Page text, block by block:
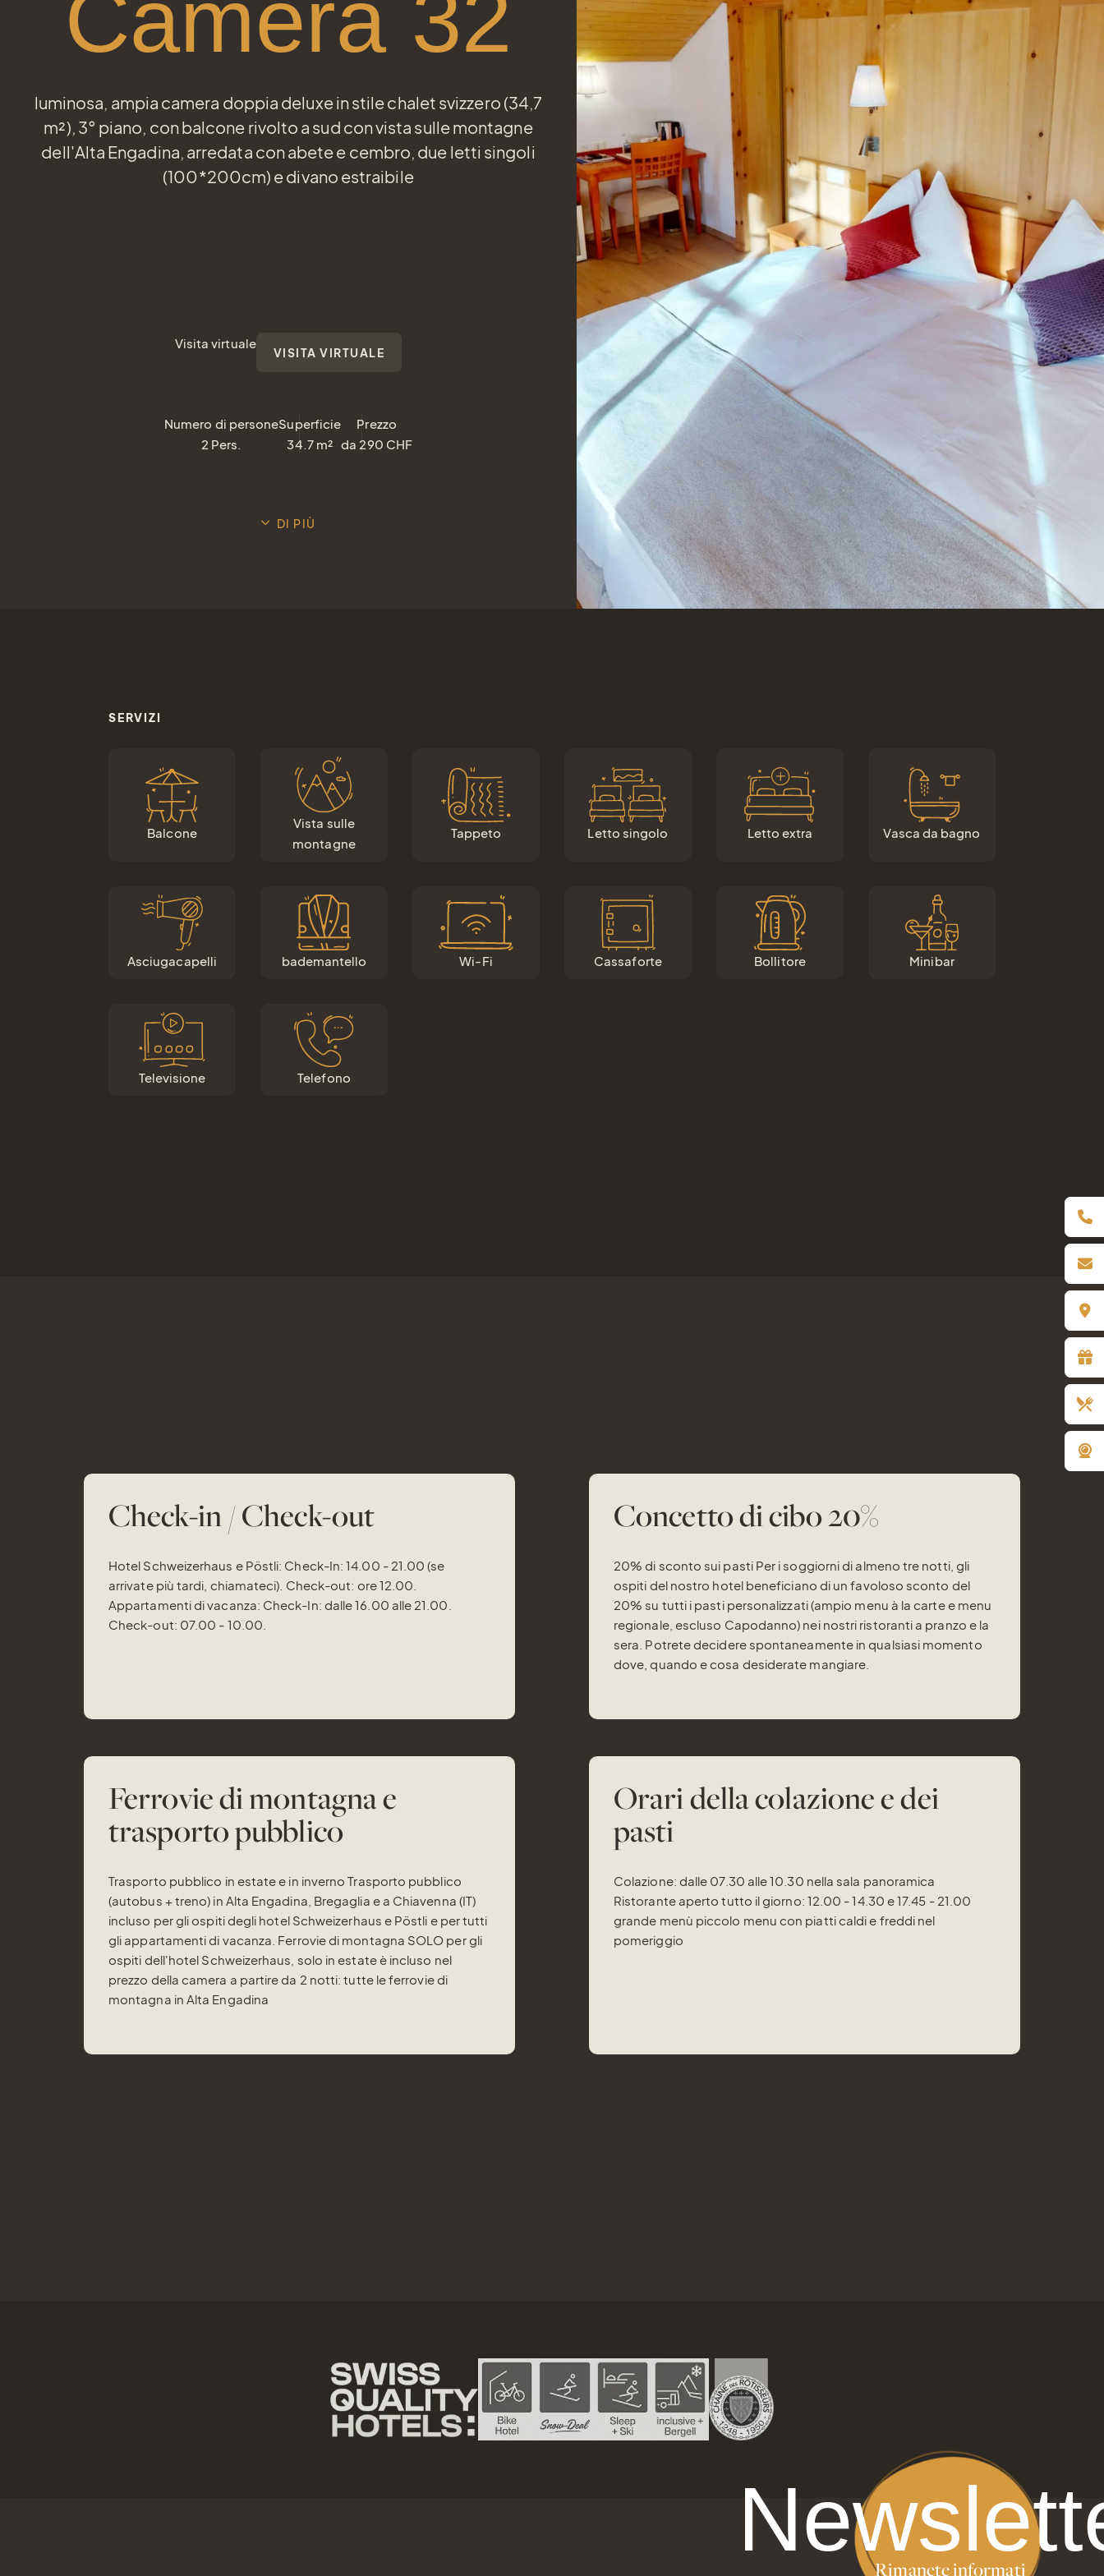
Prenotare online
Richiesta / Offerta
Newsletter
Prenota un tavolo
WebcamBuoni
regalo
Regalare semplicemente la
luminosa, ampia camera doppia deluxe in stile chalet svizzero (34,7
m²), 3° piano, con balcone rivolto a sud con vista sulle montagne
dell'Alta Engadina, arredata con abete e cembro, due letti singoli
(100*200cm) e divano estraibile
Visita virtuale
VISITA VIRTUALE
Numero di persone
2 Pers.
Superficie
34.7m²
Prezzo
da 290 CHF
DI PIÙ
SERVIZI
Balcone
Vista sulle
montagne
Tappeto Letto singolo Letto extra Vasca da bagno
Asciugacapelli bademantello Wi-Fi Cassaforte Bollitore Minibar
Televisione Telefono
Check-in / Check-out
Hotel Schweizerhaus e Pöstli: Check-In: 14.00 - 21.00 (se
arrivate più tardi, chiamateci). Check-out: ore 12.00.
Appartamenti di vacanza: Check-In: dalle 16.00 alle 21.00.
Check-out: 07.00 - 10.00.
Concetto di cibo 20%
20% di sconto sui pasti Per i soggiorni di almeno tre notti, gli
ospiti del nostro hotel beneficiano di un favoloso sconto del
20% su tutti i pasti personalizzati (ampio menu à la carte e menu
regionale, escluso Capodanno) nei nostri ristoranti a pranzo e la
sera. Potrete decidere spontaneamente in qualsiasi momento
dove, quando e cosa desiderate mangiare.
Ferrovie di montagna e
trasporto pubblico
Trasporto pubblico in estate e in inverno Trasporto pubblico
(autobus + treno) in Alta Engadina, Bregaglia e a Chiavenna (IT)
incluso per gli ospiti degli hotel Schweizerhaus e Pöstli e per tutti
gli appartamenti di vacanza. Ferrovie di montagna SOLO per gli
ospiti dell'hotel Schweizerhaus, solo in estate è incluso nel
prezzo della camera a partire da 2 notti: tutte le ferrovie di
montagna in Alta Engadina
Orari della colazione e dei
pasti
Colazione: dalle 07.30 alle 10.30 nella sala panoramica
Ristorante aperto tutto il giorno: 12.00 - 14.30 e 17.45 - 21.00
grande menù piccolo menu con piatti caldi e freddi nel
pomeriggio
Rimanete informati